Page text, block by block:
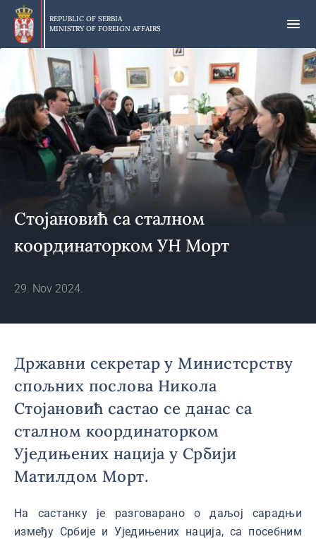
Skip
main
content
REPUBLIC OF SERBIA
MINISTRY OF FOREIGN AFFAIRS
Стојановић са сталном
координаторком УН Морт
29. Nov 2024.
Државни секретар у Министсрству
спољних послова Никола
Стојановић састао се данас са
сталном координаторком
Уједињених нација у Србији
Матилдом Морт.
На састанку је разговарано о даљој сарадњи
између Србије и Уједињених нација, са посебним